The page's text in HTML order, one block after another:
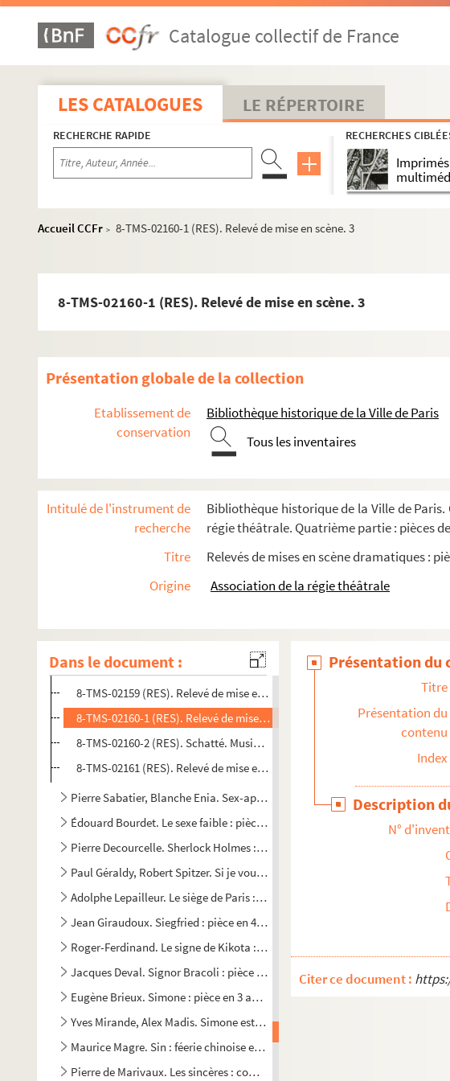
Catalogue collectif de France
LES CATALOGUES LE RÉPERTOIRE
RECHERCHE RAPIDE RECHERCHES
Imprimés
Accueil CCFr > 8-TMS-02160-1 (RES). Relevé de mise en scène. 3
8-TMS-02160-1 (RES). Relevé de mise en scène. 3
Présentation globale de la collection
Etablissement de
conservation
Bibliothèque historique de la Ville de Paris
Tous les inventaires
Intitulé de l'instrument de
recherche
Bibliothèque historique de la Ville de
régie théâtrale. Quatrième partie : pièces
Titre
Relevés de mises en scène dramatiques :
Origine
Association de la régie théâtrale
Dans le document :
Colette. La seconde : pièce en 4 actes. 1951
Maurice Hennequin, Paul Bilhaud, Pierre Veber. La seconde nuit de noces :
Henry Bernstein. Le secret : pièce en 3 actes. 1913
Arthur Bernède. Le secret de la confession ou La soutane : pièce en 3 actes.
Pierre Wolff. Le secret de Polichinelle : comédie en 3 actes. 1903
Georges Delance. Le secret de William Selby : comédie en 3 actes d'après
Charlotte Delbo. La sentence : pièce en 3 actes. 1977
Constance Colline. Septembre : pièce en 4 actes et 5 tableaux. 1938
Noël Coward. Sérénade à trois : comédie inédite en 3 actes. 1935
Georges Ohnet. Serge Panine : pièce en 5 actes. 1882
Henry Murger. Le serment d'Horace : comédie en 1 acte, en prose. 1860
Jean Yole. La servante sans gages : pièce en 5 actes. 1934
Moreau et Delacour. Un service à Blanchard : comédie-vaudeville en 1 acte.
Pierre Decourcelle, William Gillette. Service secret : pièce en 4 actes. 1897
Henri Lavedan. Servir : pièce en 2 actes. 1913
Henri Duvernois. Seul : comédie en 1 acte. 1922
François Coppée. Severo Torelli : drame en 5 actes, en vers. 1883
8-TMS-02158 (RES). Relevé de mise en scène. 1
8-TMS-02159 (RES). Relevé de mise en scène. 2
8-TMS-02160-1 (RES). Relevé de mise en scène. 3
8-TMS-02160-2 (RES). Schatté. Musique de scène : "Sérénade" pour chant
8-TMS-02161 (RES). Relevé de mise en scène. 4
Pierre Sabatier, Blanche Enia. Sex-appeal : pièce en 3 actes. 1931
Édouard Bourdet. Le sexe faible : pièce en 3 actes. 1929
Pierre Decourcelle. Sherlock Holmes : pièce en 5 actes et 6 tableaux. 1907
Paul Géraldy, Robert Spitzer. Si je voulais : comédie en 3 actes. 1924
Adolphe Lepailleur. Le siège de Paris : pièce épisodique et historique en 10
Jean Giraudoux. Siegfried : pièce en 4 actes. 1928
Roger-Ferdinand. Le signe de Kikota : comédie en 4 actes. 1960
Jacques Deval. Signor Bracoli : pièce en 3 actes et 6 tableaux. 1932
Eugène Brieux. Simone : pièce en 3 actes. 1908
Yves Mirande, Alex Madis. Simone est comme ça : comédie inédite en 3 actes.
Maurice Magre. Sin : féerie chinoise en 3 parties et 21 tableaux. 1921
Pierre de Marivaux. Les sincères : comédie en 1 acte. 1739
Présentation du
Titre
Présentation du
contenu
Index
Description
N°
Citer ce document :